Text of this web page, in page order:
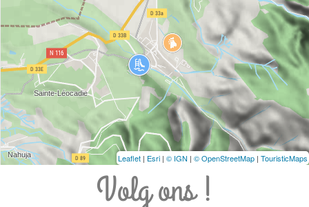
Leaflet | Esri | © IGN | © OpenStreetMap | TouristicMaps
Volg ons !